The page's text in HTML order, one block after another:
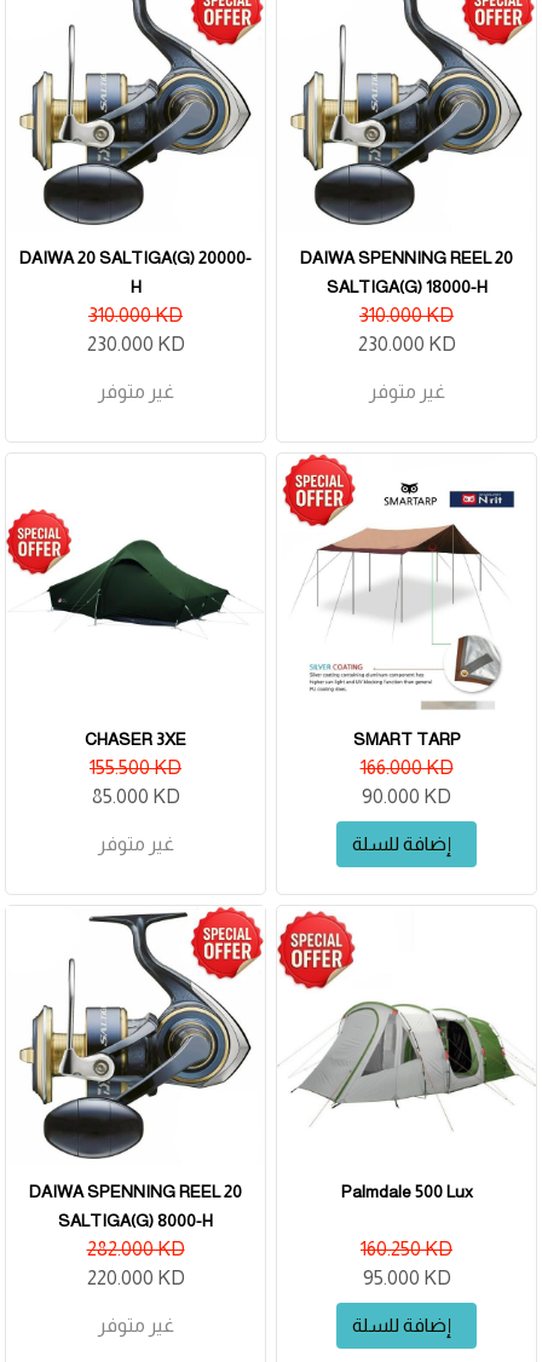
DAIWA SPENNING REEL 20
SALTIGA(G) 18000-H
310.000 KD
230.000 KD
غير متوفر
DAIWA 20 SALTIGA(G) 20000-
H
310.000 KD
230.000 KD
غير متوفر
SMART TARP
166.000 KD
90.000 KD
إضافة للسلة
CHASER 3XE
155.500 KD
85.000 KD
غير متوفر
Palmdale 500 Lux
160.250 KD
95.000 KD
إضافة للسلة
DAIWA SPENNING REEL 20
SALTIGA(G) 8000-H
282.000 KD
220.000 KD
غير متوفر